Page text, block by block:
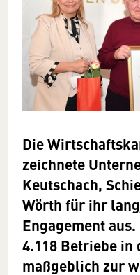
Die
zeichnete
Keutschach,
Wörth für ihr
Engagement
4.118 Betriebe in
maßgeblich zur